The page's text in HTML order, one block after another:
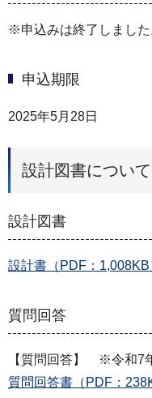
※申込みは終了しました
申込期限
2025年5月28日
設計図書について
設計図書
設計書（PDF：1,008KB
質問回答
【質問回答】 ※令和7
質問回答書（PDF：